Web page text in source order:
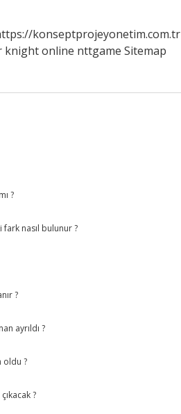
konseptprojeyonetim.com.tr
knight online nttgame Sitemap
?
fark nasıl bulunur ?
?
ayrıldı ?
oldu ?
?